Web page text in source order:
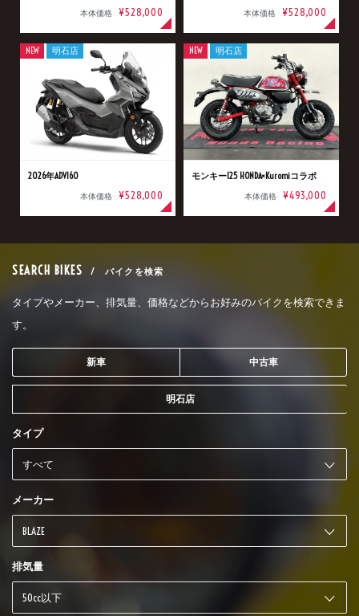
本体価格 ¥528,000 本体価格 ¥528,000
2026年ADV160
本体価格 ¥528,000
NEW 明石店
モンキー125 HONDA×Kuromiコラボ
本体価格 ¥493,000
NEW 明石店
SEARCH BIKES / バイクを検索
タイプやメーカー、排気量、価格などからお好みのバイクを検索できま
す。
新車 中古車
明石店
タイプ
メーカー
排気量